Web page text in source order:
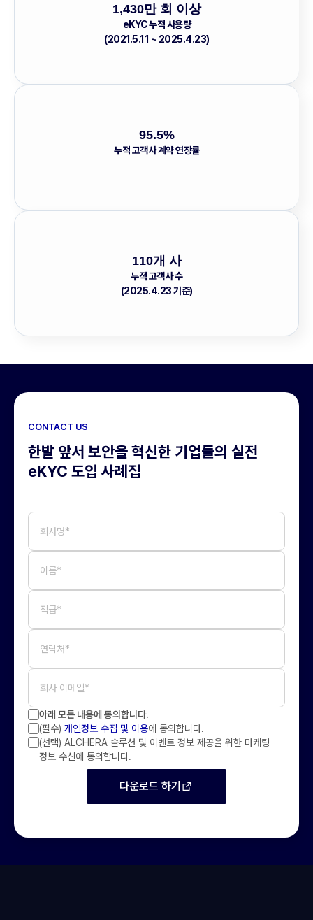
1,430만 회 이상
eKYC 누적 사용량
(2021.5.11 ~ 2025.4.23)
95.5%
누적 고객사 계약 연장률
110개 사
누적 고객사 수
(2025.4.23 기준)
CONTACT US
한발 앞서 보안을 혁신한 기업들의 실전
eKYC 도입 사례집
회사명*
이름*
직급*
연락처*
회사 이메일*
아래 모든 내용에 동의합니다.
(필수) 개인정보 수집 및 이용에 동의합니다.
(선택) ALCHERA 솔루션 및 이벤트 정보 제공을 위한 마케팅
정보 수신에 동의합니다.
다운로드 하기